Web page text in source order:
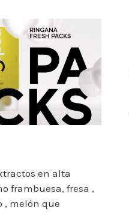
en alta
frambuesa, fresa ,
, melón que